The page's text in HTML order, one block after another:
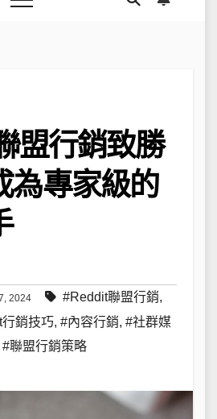
盟行銷致勝
為專家級的
2024 #Reddit聯盟行銷,
銷技巧, #內容行銷, #社群媒
#聯盟行銷策略